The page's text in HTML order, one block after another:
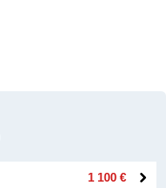
1 100 €